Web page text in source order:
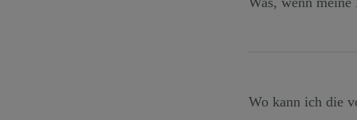
empfohlenen
Wo kann ich die